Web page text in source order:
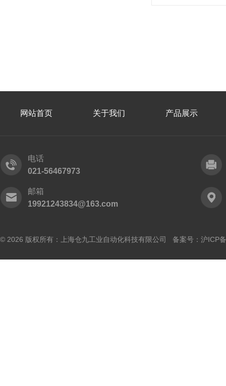
网站首页 关于我们 产品展示
电话
021-56467973
邮箱
19921243834@163.com
© 2026 版权所有：上海仓九工业自动化科技有限公司 备案号： 沪ICP